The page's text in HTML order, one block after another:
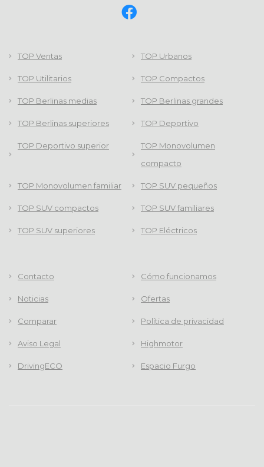
TOP Ventas TOP Urbanos
TOP Utilitarios TOP Compactos
TOP Berlinas medias TOP Berlinas grandes
TOP Berlinas superiores TOP Deportivo
TOP Deportivo superior
TOP Monovolumen
compacto
TOP Monovolumen familiar TOP SUV pequeños
TOP SUV compactos TOP SUV familiares
TOP SUV superiores TOP Eléctricos
Contacto Cómo funcionamos
Noticias Ofertas
Comparar Política de privacidad
Aviso Legal Highmotor
DrivingECO Espacio Furgo